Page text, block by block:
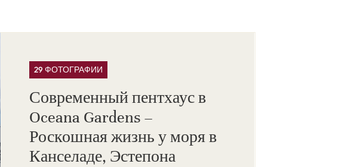
29 ФОТОГРАФИИ
Современный пентхаус в
Oceana Gardens –
Роскошная жизнь у моря в
Канселаде, Эстепона